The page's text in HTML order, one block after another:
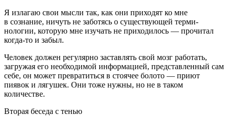
Я излагаю свои мысли так, как они приходят ко мне
в сознание, ничуть не заботясь о существующей терми­
нологии, которую мне изучать не приходилось — прочитал
когда-то и забыл.
Человек должен регулярно заставлять свой мозг работать,
загружая его необходимой информацией, представленный сам
себе, он может превратиться в стоячее болото — приют
пиявок и лягушек. Они тоже нужны, но не в таком
количестве.
Вторая беседа с тенью